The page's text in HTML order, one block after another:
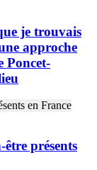
je trouvais
approche
Poncet-
présents